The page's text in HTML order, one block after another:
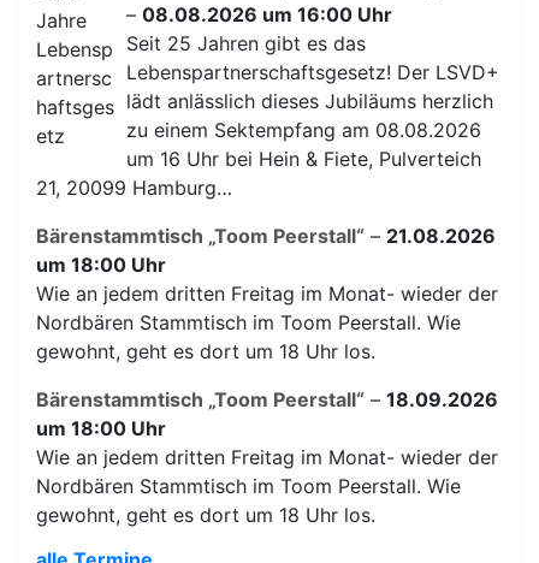
– 08.08.2026 um 16:00 Uhr
Seit 25 Jahren gibt es das
Lebenspartnerschaftsgesetz! Der LSVD+
lädt anlässlich dieses Jubiläums herzlich
zu einem Sektempfang am 08.08.2026
um 16 Uhr bei Hein & Fiete, Pulverteich
21, 20099 Hamburg…
Bärenstammtisch „Toom Peerstall“ – 21.08.2026
um 18:00 Uhr
Wie an jedem dritten Freitag im Monat- wieder der
Nordbären Stammtisch im Toom Peerstall. Wie
gewohnt, geht es dort um 18 Uhr los.
Bärenstammtisch „Toom Peerstall“ – 18.09.2026
um 18:00 Uhr
Wie an jedem dritten Freitag im Monat- wieder der
Nordbären Stammtisch im Toom Peerstall. Wie
gewohnt, geht es dort um 18 Uhr los.